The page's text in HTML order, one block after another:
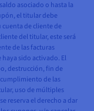
asociado o hasta la
el titular debe
de cliente de
del titular, este será
de las facturas
sido activado. El
destrucción, fin de
de las
uso de múltiples
reserva el derecho a dar